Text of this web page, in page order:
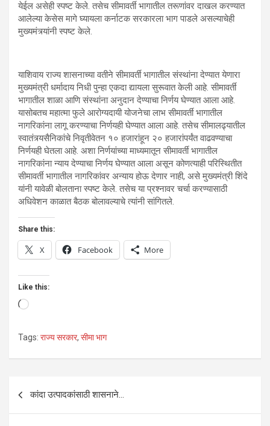
येईल असेही स्पष्ट केले. तसेच सीमावर्ती भागातील तरूणांवर दाखल करण्यात
आलेल्या केसेस मागे घ्यायला कर्नाटक सरकारला भाग पाडले असल्याचेही
मुख्यमंत्र्यांनी स्पष्ट केले.
याशिवाय राज्य शासनाच्या वतीने सीमावर्ती भागातील संस्थांना देण्यात येणारा
मुख्यमंत्री धर्मादाय निधी पुन्हा एकदा द्यायला सुरूवात केली आहे. सीमावर्ती
भागातील शाळा आणि संस्थांना अनुदान देण्याचा निर्णय घेण्यात आला आहे.
यासोबतच महात्मा फुले आरोग्यदायी योजनेचा लाभ सीमावर्ती भागातील
नागरिकांना लागू करण्याचा निर्णयही घेण्यात आला आहे. तसेच सीमालढ्यातील
स्वातंत्र्यसैनिकांचे निवृतीवेतन १० हजारांहून २० हजारांपर्यंत वाढवण्याचा
निर्णयही घेतला आहे. अशा निर्णयांच्या माध्यमातून सीमावर्ती भागातील
नागरिकांना न्याय देण्याचा निर्णय घेण्यात आला असून कोणत्याही परिस्थितीत
सीमावर्ती भागातील नागरिकांवर अन्याय होऊ देणार नाही, असे मुख्यमंत्री शिंदे
यांनी यावेळी बोलताना स्पष्ट केले. तसेच या प्रश्नावर चर्चा करण्यासाठी
अधिवेशन काळात बैठक बोलावल्याचे त्यांनी सांगितले.
Share this:
X Facebook More
Like this:
Loading…
Tags: राज्य सरकार, सीमा भाग
Post
कांदा उत्पादकांसाठी शासनाने…